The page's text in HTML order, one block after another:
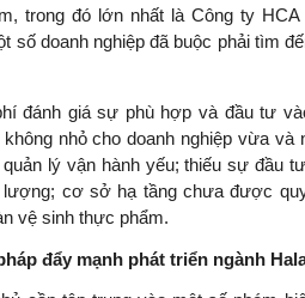
trong đó lớn nhất là Công ty
số doanh nghiệp đã buộc phải tìm
đánh giá sự phù hợp và đầu tư
nhỏ cho doanh nghiệp vừa
lý vận hành yếu; thiếu sự đầu
lượng; cơ sở hạ tầng chưa được
vệ sinh thực phẩm.
đẩy mạnh phát triển ngành